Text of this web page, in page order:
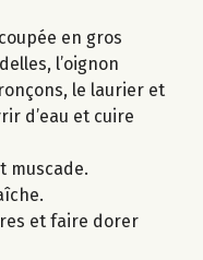
en gros
l’oignon
le laurier et
d’eau et cuire
muscade.
et faire dorer